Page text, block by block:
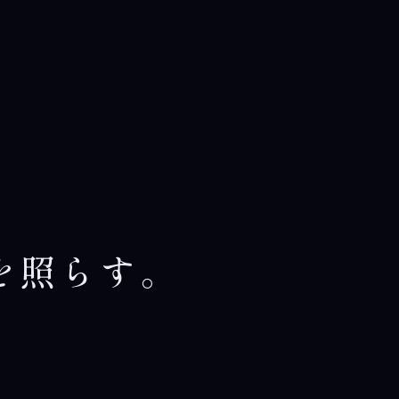
照 ら す。